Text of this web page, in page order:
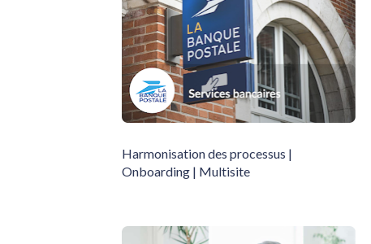
Harmonisation des processus |
Onboarding | Multisite